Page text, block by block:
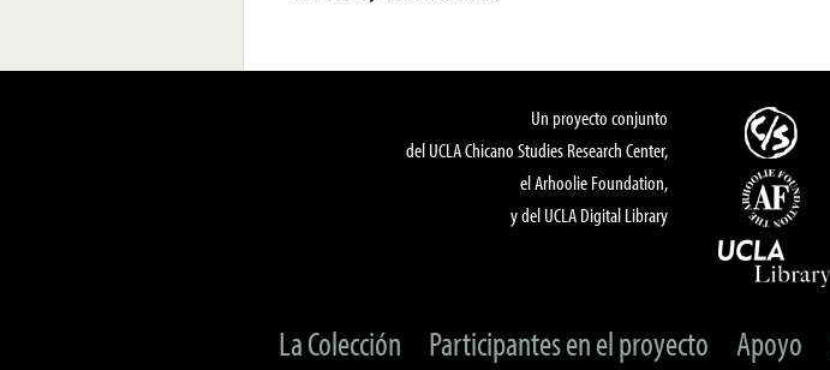
Un proyecto conjunto
del UCLA Chicano Studies Research Center,
el Arhoolie Foundation,
y del UCLA Digital Library
La Colección Participantes en el proyecto Apoyo